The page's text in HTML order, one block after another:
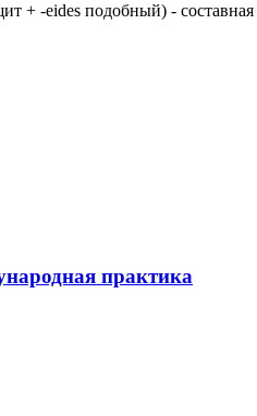
+ -eides подобный) -
практика